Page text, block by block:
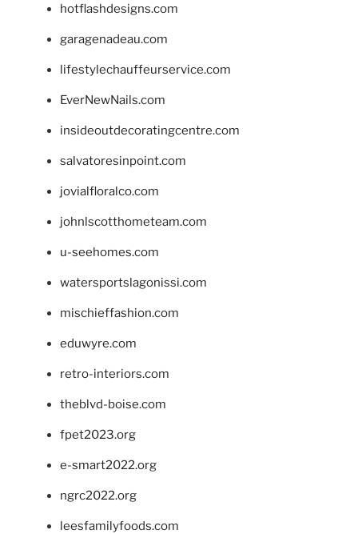
hotflashdesigns.com
garagenadeau.com
lifestylechauffeurservice.com
EverNewNails.com
insideoutdecoratingcentre.com
salvatoresinpoint.com
jovialfloralco.com
johnlscotthometeam.com
u-seehomes.com
watersportslagonissi.com
mischieffashion.com
eduwyre.com
retro-interiors.com
theblvd-boise.com
fpet2023.org
e-smart2022.org
ngrc2022.org
leesfamilyfoods.com